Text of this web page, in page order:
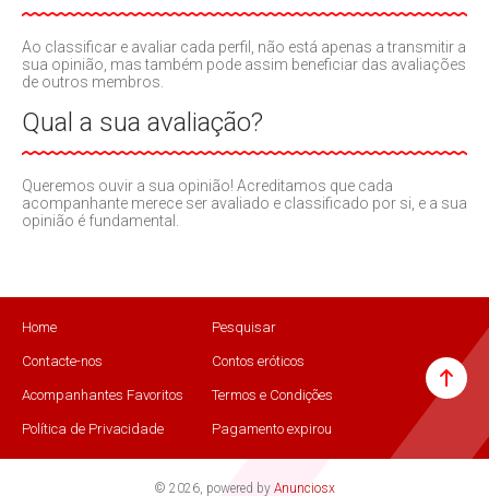
Ao classificar e avaliar cada perfil, não está apenas a transmitir a
sua opinião, mas também pode assim beneficiar das avaliações
de outros membros.
Qual a sua avaliação?
Queremos ouvir a sua opinião! Acreditamos que cada
acompanhante merece ser avaliado e classificado por si, e a sua
opinião é fundamental.
Home Pesquisar
Contacte-nos Contos eróticos
Acompanhantes Favoritos Termos e Condições
Política de Privacidade Pagamento expirou
© 2026, powered by Anunciosx